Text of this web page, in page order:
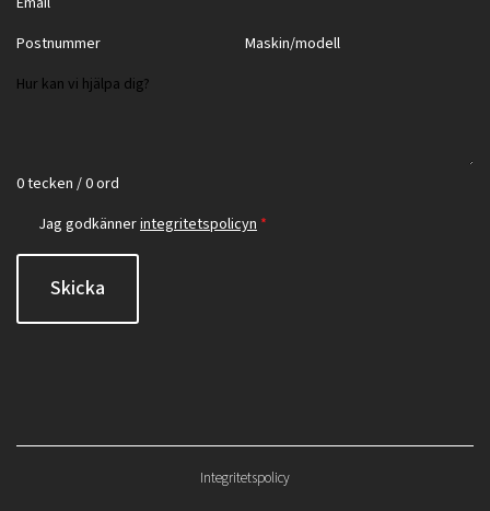
0 tecken / 0 ord
Jag godkännerintegritetspolicyn *
Skicka
Integritetspolicy